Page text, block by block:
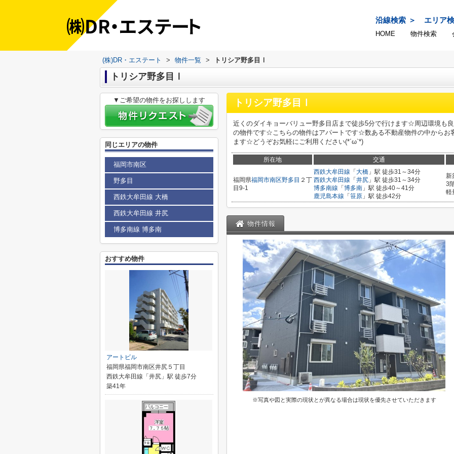
沿線検索 エリア
HOME 物件検索
(株)DR・エステート > 物件一覧 > トリシア野多目Ⅰ
トリシア野多目Ⅰ
トリシア野多目Ⅰ
近くのダイキョーバリュー野多目店まで徒歩5分で行けます☆周辺環境も
の物件です☆こちらの物件はアパートです☆数ある不動産物件の中からお
ます☆どうぞお気軽にご利用ください(*´ω`*)
所在地 交通
福岡県福岡市南区野多目 ２丁
目9-1
西鉄大牟田線 「 大橋 」駅 徒歩31～34分
西鉄大牟田線 「 井尻 」駅 徒歩31～34分
博多南線 「 博多南 」駅 徒歩40～41分
鹿児島本線 「 笹原 」駅 徒歩42分
新
3
軽
物件情報
※写真や図と実際の現状とが異なる場合は現状を優先させていただきます
▼ご希望の物件をお探しします
同じエリアの物件
福岡市南区
野多目
西鉄大牟田線 大橋
西鉄大牟田線 井尻
博多南線 博多南
おすすめ物件
アートビル
福岡県福岡市南区井尻５丁目
西鉄大牟田線「井尻」駅 徒歩7分
築41年